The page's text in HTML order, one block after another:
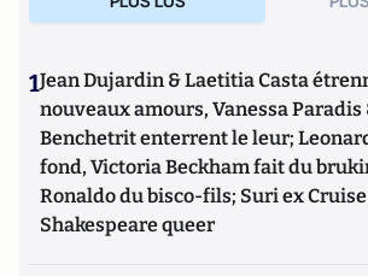
1Jean Dujardin & Laetitia Casta
nouveaux amours, Vanessa Paradis
Benchetrit enterrent le leur;
fond, Victoria Beckham fait du
Ronaldo du bisco-fils; Suri ex
Shakespeare queer